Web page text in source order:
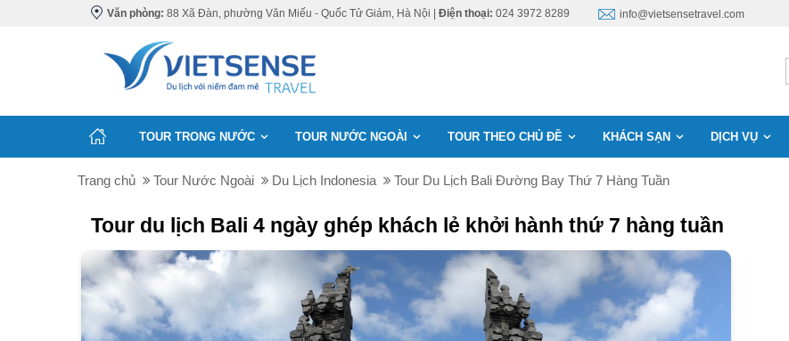
Văn phòng: 88 Xã Đàn, phường Văn Miếu - Quốc Tử Giám, Hà Nội | Điện thoại: 024 3972 8289 info@vietsensetravel.com
TOUR TRONG NƯỚC TOUR NƯỚC NGOÀI TOUR THEO CHỦ ĐỀ KHÁCH SẠN DỊCH VỤ
Trang chủ Tour Nước Ngoài Du Lịch Indonesia Tour Du Lịch Bali Đường Bay Thứ 7 Hàng Tuần
Tour du lịch Bali 4 ngày ghép khách lẻ khởi hành thứ 7 hàng tuần